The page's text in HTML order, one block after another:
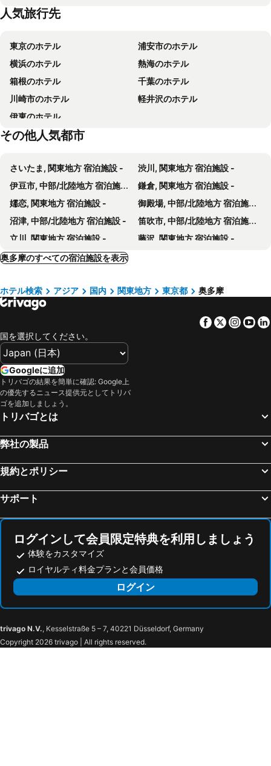
さいたま新都心駅
石和 温泉
荻窪駅
海老名駅
奥多摩湖
相模原駅
相模大野駅
羊山公園
羽村市動物公園
さがみ湖リゾート プレジャーフォレスト
宮ヶ瀬ダム
深大寺
あいかわ公園
金桜神社
Ogikubo Metro Station
人気旅行先
東京のホテル
浦安市のホテル
横浜のホテル
熱海のホテル
箱根のホテル
千葉のホテル
川崎市のホテル
軽井沢のホテル
伊東のホテル
その他人気都市
さいたま, 関東地方 宿泊施設 -
渋川, 関東地方 宿泊施設 -
伊豆市, 中部/北陸地方 宿泊施設 -
鎌倉, 関東地方 宿泊施設 -
嬬恋, 関東地方 宿泊施設 -
御殿場, 中部/北陸地方 宿泊施設 -
沼津, 中部/北陸地方 宿泊施設 -
笛吹市, 中部/北陸地方 宿泊施設 -
立川, 関東地方 宿泊施設 -
藤沢, 関東地方 宿泊施設 -
甲府, 中部/北陸地方 宿泊施設 -
相模原, 関東地方 宿泊施設 -
木更津, 関東地方 宿泊施設 -
山中湖, 中部/北陸地方 宿泊施設 -
市川市, 関東地方 宿泊施設 -
仙台, 東北地方 宿泊施設 -
松島, 東北地方 宿泊施設 -
蔵王, 東北地方 宿泊施設 -
一関, 東北地方 宿泊施設 -
気仙沼, 東北地方 宿泊施設 -
札幌, 北海道 宿泊施設 -
京都, 近畿地方 宿泊施設 -
横浜, 関東地方 宿泊施設 -
奥多摩のすべての宿泊施設を表示
ホテル検索 アジア 国内 関東地方 東京都 奥多摩
Facebook
Twitter
国を選択してください。
Googleに追加
トリバゴの結果を簡単に確認: Google上
の優先するニュース提供元としてトリバ
ゴを追加しましょう。
トリバゴとは
弊社の製品
規約とポリシー
サポート
ログインして会員限定特典を利用しましょう
体験をカスタマイズ
ロイヤルティ料金プランと会員価格
ログイン
trivago N.V., Kesselstraße 5 – 7, 40221 Düsseldorf, Germany
Copyright 2026 trivago | All rights reserved.